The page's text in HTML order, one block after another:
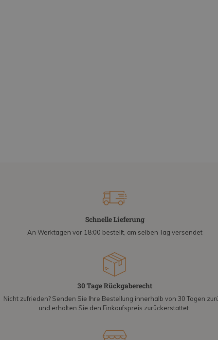
Schnelle Lieferung
An Werktagen vor 18:00 bestellt, am selben Tag versendet
30 Tage Rückgaberecht
Nicht zufrieden? Senden Sie Ihre Bestellung innerhalb von 30 Tagen
und erhalten Sie den Einkaufspreis zurückerstattet.